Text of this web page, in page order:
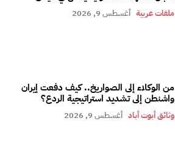
ملفات عربية أغسطس 9, 2026
من الوكلاء إلى الصواريخ.. كيف دفعت إيران
واشنطن إلى تشديد استراتيجية الردع؟
وثائق أبوت أباد أغسطس 9, 2026